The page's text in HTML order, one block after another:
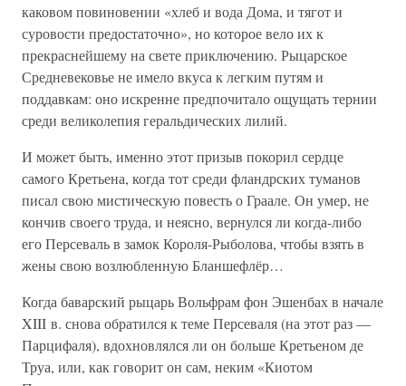
каковом повиновении «хлеб и вода Дома, и тягот и
суровости предостаточно», но которое вело их к
прекраснейшему на свете приключению. Рыцарское
Средневековье не имело вкуса к легким путям и
поддавкам: оно искренне предпочитало ощущать тернии
среди великолепия геральдических лилий.
И может быть, именно этот призыв покорил сердце
самого Кретьена, когда тот среди фландрских туманов
писал свою мистическую повесть о Граале. Он умер, не
кончив своего труда, и неясно, вернулся ли когда-либо
его Персеваль в замок Короля-Рыболова, чтобы взять в
жены свою возлюбленную Бланшефлёр…
Когда баварский рыцарь Вольфрам фон Эшенбах в начале
XIII в. снова обратился к теме Персеваля (на этот раз —
Парцифаля), вдохновлялся ли он больше Кретьеном де
Труа, или, как говорит он сам, неким «Киотом